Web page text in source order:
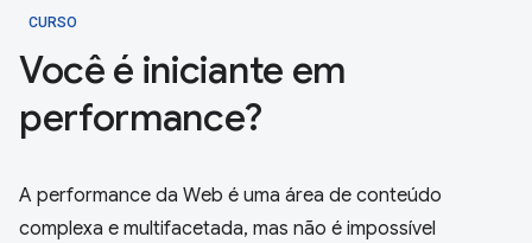
CURSO
Você é iniciante em
performance?
A performance da Web é uma área de conteúdo
complexa e multifacetada, mas não é impossível